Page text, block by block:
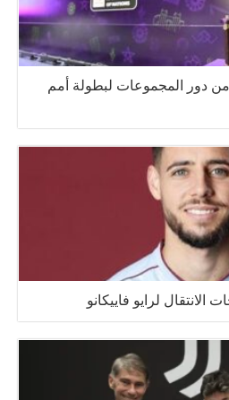
من دور المجموعات لبطولة أمم
لرايو فاييكانو